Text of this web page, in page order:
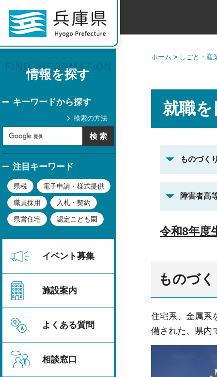
情報を探す
キーワードから探す
検索の方法
注目キーワード
県税 電子申請・様式提供
職員採用 入札・契約
県営住宅 認定こども園
イベント募集
施設案内
よくある質問
相談窓口
ホーム > しごと・産
就職を
ものづく
障害者高
令和8年度
ものづ
住宅系、金属系
備された、県内